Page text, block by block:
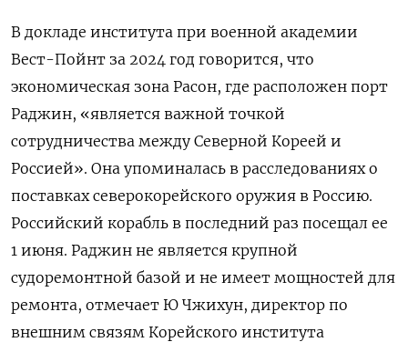
В докладе института при военной академии
Вест-Пойнт за 2024 год говорится, что
экономическая зона Расон, где расположен порт
Раджин, «является важной точкой
сотрудничества между Северной Кореей и
Россией». Она упоминалась в расследованиях о
поставках северокорейского оружия в Россию.
Российский корабль в последний раз посещал ее
1 июня. Раджин не является крупной
судоремонтной базой и не имеет мощностей для
ремонта, отмечает Ю Чжихун, директор по
внешним связям Корейского института